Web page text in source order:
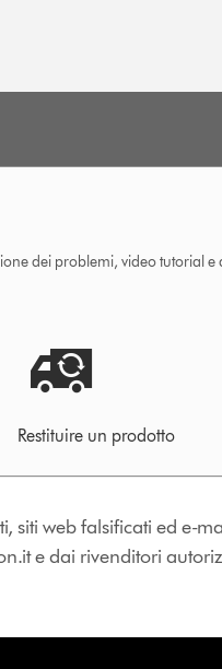
dei problemi, video tutorial e
Restituire un prodotto
siti web falsificati ed e-
e dai rivenditori